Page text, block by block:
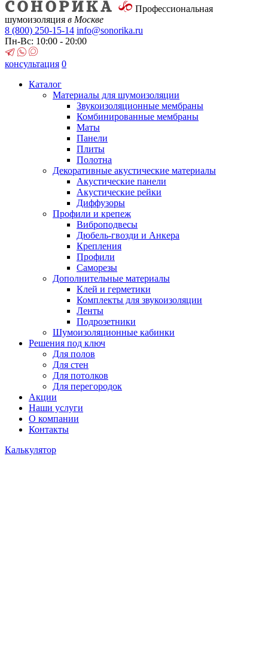
Профессиональная
шумоизоляция в Москве
8 (800) 250-15-14 info@sonorika.ru
Пн-Вс: 10:00 - 20:00
консультация 0
Каталог
Материалы для шумоизоляции
Звукоизоляционные мембраны
Комбинированные мембраны
Маты
Панели
Плиты
Полотна
Декоративные акустические материалы
Акустические панели
Акустические рейки
Диффузоры
Профили и крепеж
Виброподвесы
Дюбель-гвозди и Анкера
Крепления
Профили
Саморезы
Дополнительные материалы
Клей и герметики
Комплекты для звукоизоляции
Ленты
Подрозетники
Шумоизоляционные кабинки
Решения под ключ
Для полов
Для стен
Для потолков
Для перегородок
Акции
Наши услуги
О компании
Контакты
Калькулятор